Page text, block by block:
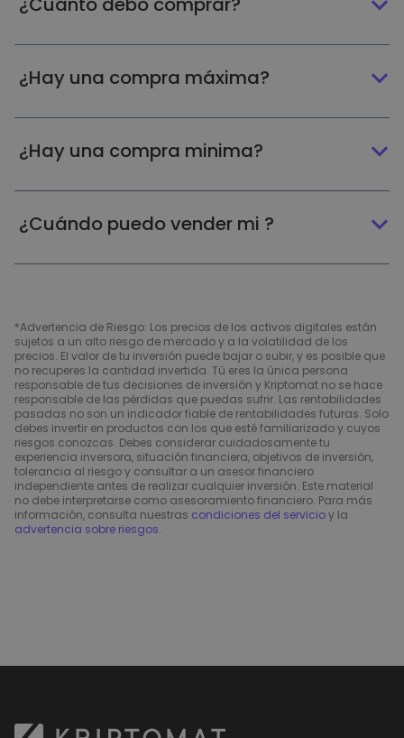
¿Hay una compra máxima?
¿Hay una compra minima?
¿Cuándo puedo vender mi ?
*Advertencia de Riesgo: Los precios de los activos digitales están
sujetos a un alto riesgo de mercado y a la volatilidad de los
precios. El valor de tu inversión puede bajar o subir, y es posible que
no recuperes la cantidad invertida. Tú eres la única persona
responsable de tus decisiones de inversión y Kriptomat no se hace
responsable de las pérdidas que puedas sufrir. Las rentabilidades
pasadas no son un indicador fiable de rentabilidades futuras. Solo
debes invertir en productos con los que esté familiarizado y cuyos
riesgos conozcas. Debes considerar cuidadosamente tu
experiencia inversora, situación financiera, objetivos de inversión,
tolerancia al riesgo y consultar a un asesor financiero
independiente antes de realizar cualquier inversión. Este material
no debe interpretarse como asesoramiento financiero. Para más
información, consulta nuestras condiciones del servicioy la
advertencia sobre riesgos.